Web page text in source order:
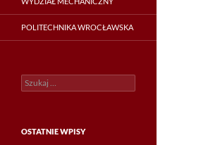
POLITECHNIKA WROCŁAWSKA
Szukaj:
OSTATNIE WPISY